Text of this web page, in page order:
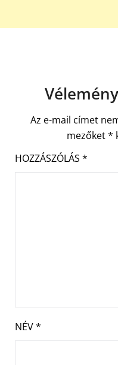
Az e-mail címet
mezőket*
HOZZÁSZÓLÁS *
NÉV*